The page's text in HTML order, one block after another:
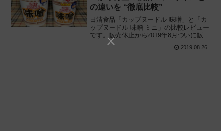
の違いを “徹底比較”
日清食品「カップヌードル 味噌」と「カ
ップヌードル 味噌 ミニ」の比較レビュー
です。販売休止から2019年8月ついに販売
再開! 復活を遂げた “カップヌードルみそ”
の標準サイズとミニサイズは何が違うの
2019.08.26